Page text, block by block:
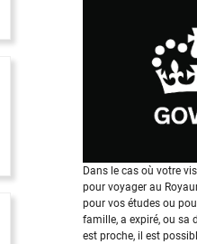
Dans le cas où votre
pour voyager au
pour vos études ou
famille, a expiré, ou sa
est proche, il est